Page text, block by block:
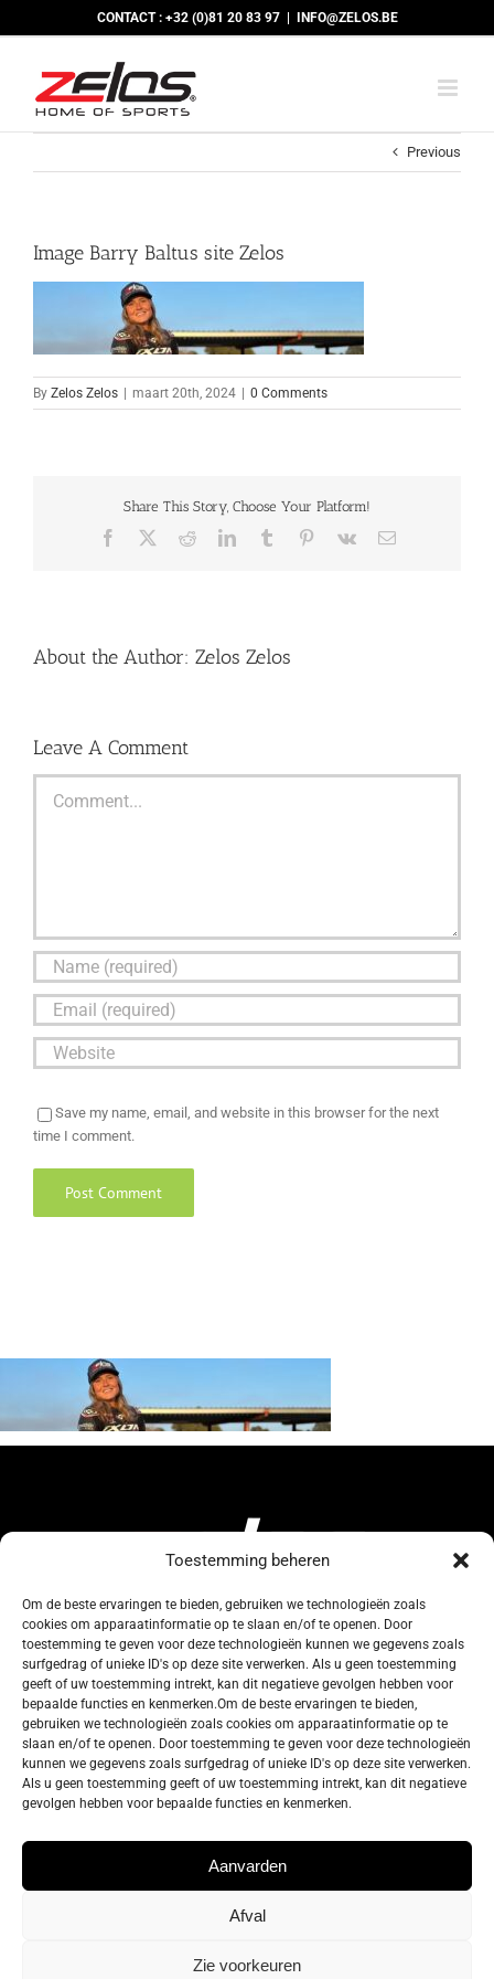
Toestemming beheren
Om de beste ervaringen te bieden, gebruiken we technologieën zoals
cookies om apparaatinformatie op te slaan en/of te openen. Door
toestemming te geven voor deze technologieën kunnen we gegevens zoals
surfgedrag of unieke ID's op deze site verwerken. Als u geen toestemming
geeft of uw toestemming intrekt, kan dit negatieve gevolgen hebben voor
bepaalde functies en kenmerken.Om de beste ervaringen te bieden,
gebruiken we technologieën zoals cookies om apparaatinformatie op te
slaan en/of te openen. Door toestemming te geven voor deze technologieën
kunnen we gegevens zoals surfgedrag of unieke ID's op deze site verwerken.
Als u geen toestemming geeft of uw toestemming intrekt, kan dit negatieve
gevolgen hebben voor bepaalde functies en kenmerken.
Aanvarden
Afval
Zie voorkeuren
CONTACT : +32 (0)81 20 83 97 INFO@ZELOS.BE
Previous
Image Barry Baltus site Zelos
By Zelos Zelos maart 20th, 2024 0 Comments
Share This Story, Choose Your Platform!
Facebook RedditLinkedInTumblr Pinterest
Vk Email
About the Author: Zelos Zelos
Leave A Comment
Save my name, email, and website in this browser for the next
time I comment.
134, Rue de Coquelet
5000 Bouge-Namur
Belgique
info@zelos.be
Tel : +32(0) 81/20.83.97
TVA : 0695.625.206